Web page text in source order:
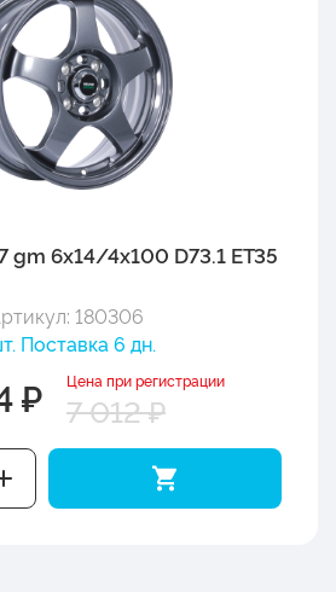
gm 6x14/4x100 D73.1 ET35
180306
Поставка 6 дн.
₽ Цена при регистрации
7 012 ₽